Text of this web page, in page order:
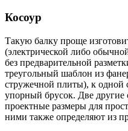
Косоур
Такую балку проще
(электрической либо
без предварительной
треугольный шаблон из
стружечной плиты), к одной
упорный брусок. Две
проектные размеры для
ними также определяют из